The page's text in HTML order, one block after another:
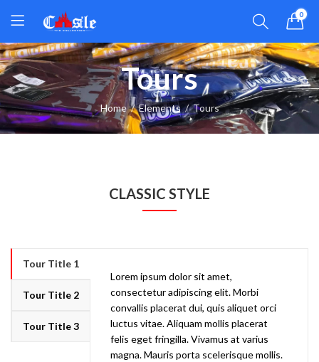
0
Tours
Home Elements Tours
CLASSIC STYLE
Tour Title 1
Tour Title 2
Tour Title 3
Lorem ipsum dolor sit amet,
consectetur adipiscing elit. Morbi
convallis placerat dui, quis aliquet orci
luctus vitae. Aliquam mollis placerat
felis eget fringilla. Vivamus at varius
magna. Mauris porta scelerisque mollis.